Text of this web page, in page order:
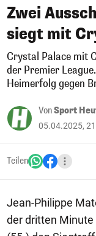
Zwei
siegt mit
Crystal Palace mit
der Premier
Heimerfolg gegen
VonSport
05.04.2025,
Teilen
Jean-Philippe
der dritten Minute